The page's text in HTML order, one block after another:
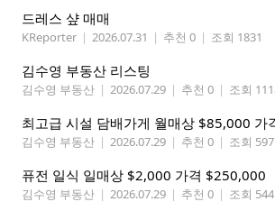
드레스 샾 매매
KReporter | 2026.07.31 | 추천 0 | 조회 1831
김수영 부동산 리스팅
김수영 부동산 | 2026.07.29 | 추천 0 | 조회
최고급 시설 담배가게 월매상 $85,000 가
김수영 부동산 | 2026.07.29 | 추천 0 | 조회 597
퓨전 일식 일매상 $2,000 가격 $250,000
김수영 부동산 | 2026.07.29 | 추천 0 | 조회 544